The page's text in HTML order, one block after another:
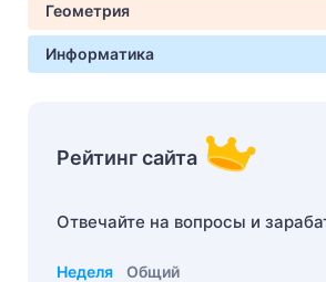
Геометрия
Информатика
Рейтинг сайта
Отвечайте на вопросы и
Неделя Общий